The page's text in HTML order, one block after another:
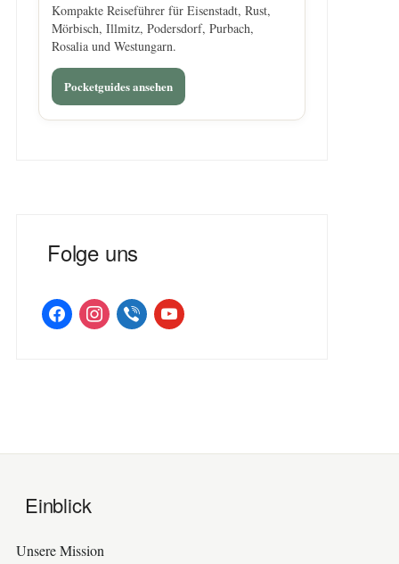
Kompakte Reiseführer für Eisenstadt, Rust,
Mörbisch, Illmitz, Podersdorf, Purbach,
Rosalia und Westungarn.
Pocketguides ansehen
Folge uns
facebookinstagramviber youtube
Einblick
Unsere Mission